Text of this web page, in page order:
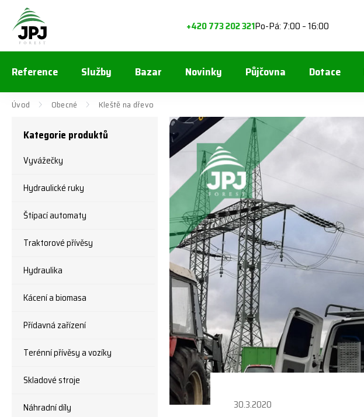
+420 773 202 321Po-Pá: 7:00 – 16:00
Reference Služby Bazar Novinky Půjčovna Dotace
Úvod Obecné Kleště na dřevo
Kategorie produktů
Vyvážečky
Hydraulické ruky
Štípací automaty
Traktorové přívěsy
Hydraulika
Kácení a biomasa
Přídavná zařízení
Terénní přívěsy a vozíky
Skladové stroje
Náhradní díly
30.3.2020